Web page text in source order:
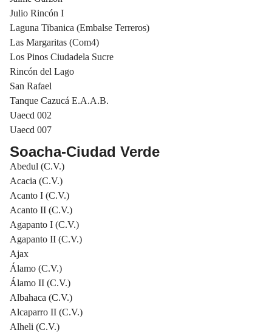
Julio Rincón I
Laguna Tibanica (Embalse Terreros)
Las Margaritas (Com4)
Los Pinos Ciudadela Sucre
Rincón del Lago
San Rafael
Tanque Cazucá E.A.A.B.
Uaecd 002
Uaecd 007
Soacha-Ciudad Verde
Abedul (C.V.)
Acacia (C.V.)
Acanto I (C.V.)
Acanto II (C.V.)
Agapanto I (C.V.)
Agapanto II (C.V.)
Ajax
Álamo (C.V.)
Álamo II (C.V.)
Albahaca (C.V.)
Alcaparro II (C.V.)
Alheli (C.V.)